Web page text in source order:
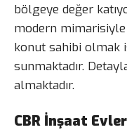
bölgeye değer
modern mimarisiyle
konut sahibi olmak
sunmaktadır.
almaktadır.
CBR İnşaat